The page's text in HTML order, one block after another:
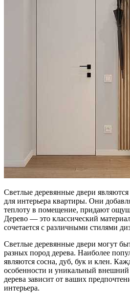
Светлые деревянные двери
для интерьера квартиры. Они
теплоту в помещение, придают
Дерево — это классический
сочетается с различными стилями
Светлые деревянные двери могут
разных пород дерева. Наиболее
являются сосна, дуб, бук и клен.
особенности и уникальный
дерева зависит от ваших
интерьера.